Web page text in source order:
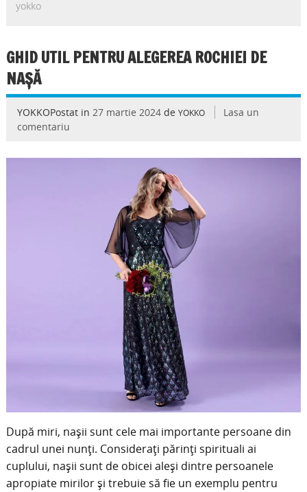
yokko
GHID UTIL PENTRU ALEGEREA ROCHIEI DE
NAȘĂ
YOKKOPostat in 27 martie 2024de YOKKO
Lasa un
comentariu
După miri, nașii sunt cele mai importante persoane din
cadrul unei nunți. Considerați părinți spirituali ai
cuplului, nașii sunt de obicei aleși dintre persoanele
apropiate mirilor și trebuie să fie un exemplu pentru